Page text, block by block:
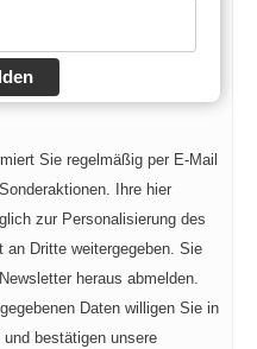
Sie regelmäßig per E-Mail
Ihre hier
zur Personalisierung des
an Dritte weitergegeben. Sie
heraus abmelden.
Daten willigen Sie in
bestätigen unsere